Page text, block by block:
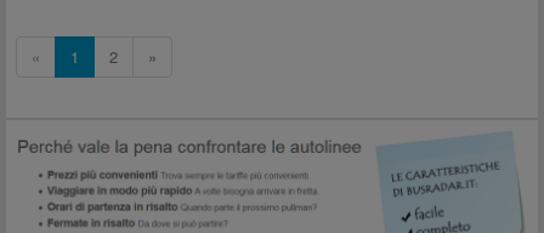
« 1 2 »